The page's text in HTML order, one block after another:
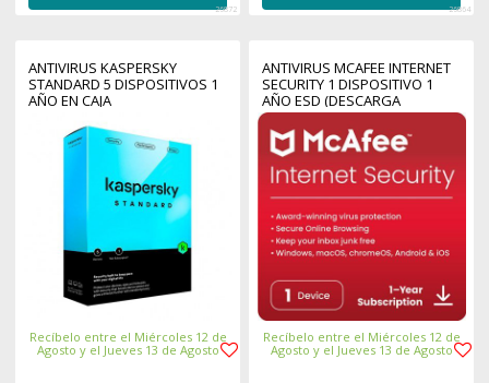
26872 26864
ANTIVIRUS KASPERSKY
STANDARD 5 DISPOSITIVOS 1
AÑO EN CAJA
Recíbelo entre el Miércoles 12 de
Agosto y el Jueves 13 de Agosto
ANTIVIRUS MCAFEE INTERNET
SECURITY 1 DISPOSITIVO 1
AÑO ESD (DESCARGA
DIRECTA)
Recíbelo entre el Miércoles 12 de
Agosto y el Jueves 13 de Agosto